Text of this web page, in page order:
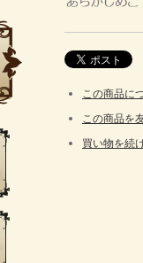
この商品に
この商品を
買い物を続